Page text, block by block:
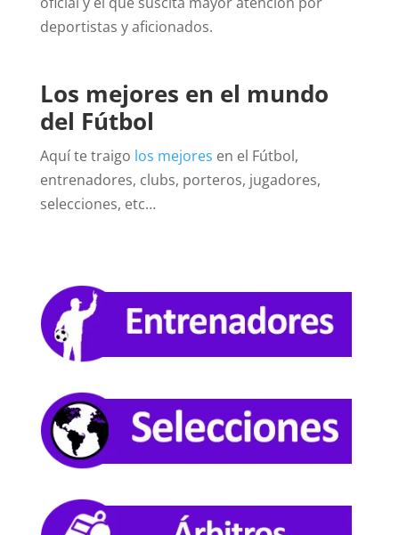
deportistas y aficionados.
Los mejores en el mundo
del Fútbol
Aquí te traigo los mejores en el Fútbol,
entrenadores, clubs, porteros, jugadores,
selecciones, etc…